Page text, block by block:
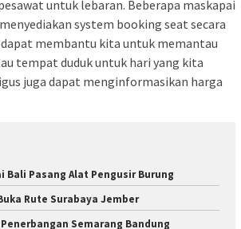
untuk lebaran. Beberapa maskapai
system booking seat secara
membantu kita untuk memantau
tempat duduk untuk hari yang kita
juga dapat menginformasikan harga
Bali Pasang Alat Pengusir Burung
Rute Surabaya Jember
Semarang Bandung